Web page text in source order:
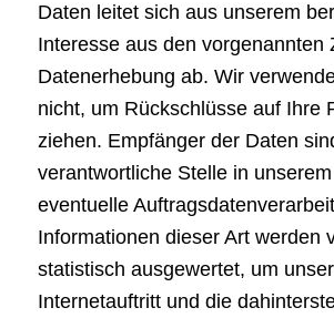
Daten leitet sich aus unserem
Interesse aus den vorgenannten
Datenerhebung ab. Wir
nicht, um Rückschlüsse auf Ihre
ziehen. Empfänger der Daten
verantwortliche Stelle in
eventuelle
Informationen dieser Art werden
statistisch ausgewertet, um
Internetauftritt und die